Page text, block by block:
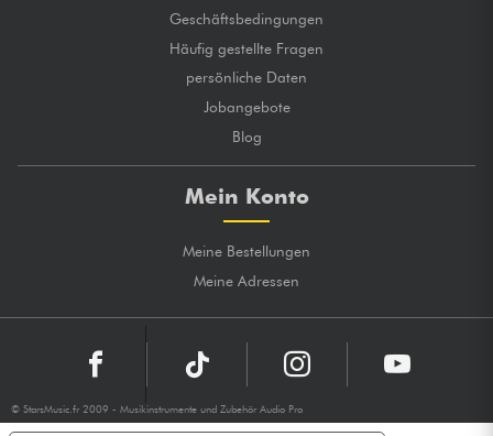
Geschäftsbedingungen
Häufig gestellte Fragen
persönliche Daten
Jobangebote
Blog
Mein Konto
Meine Bestellungen
Meine Adressen
© StarsMusic.fr 2009 - Musikinstrumente und Zubehör Audio Pro